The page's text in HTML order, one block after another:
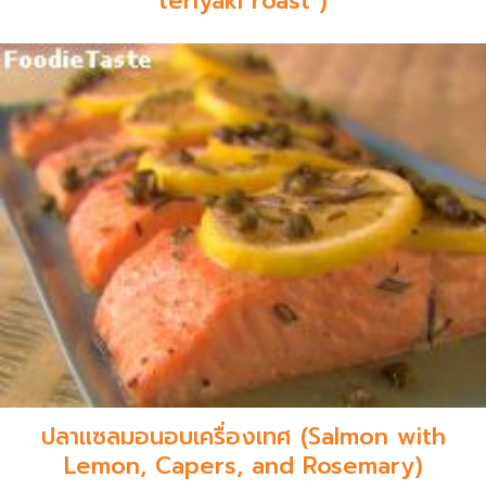
ปลาแซลมอนอบเครื่องเทศ (Salmon with
Lemon, Capers, and Rosemary)